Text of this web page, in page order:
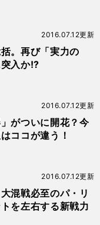
。再び「実力の
入か!?
2016.07.12更新
」がついに開花？今
ココが違う！
2016.07.12更新
大混戦必至のパ・リ
を左右する新戦力
2016.07.12更新